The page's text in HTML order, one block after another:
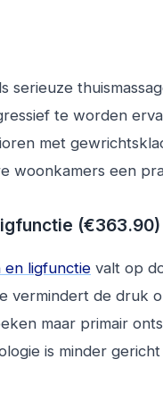
serieuze
te worden
met
woonkamers een
(€363.90)
en ligfunctie valt op
vermindert de druk
maar primair
is minder